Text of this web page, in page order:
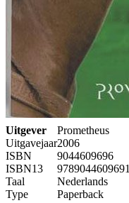
Uitgever
Prometheus
Uitgavejaar2006
ISBN
9044609696
ISBN13
9789044609691
Taal
Nederlands
Type
Paperback